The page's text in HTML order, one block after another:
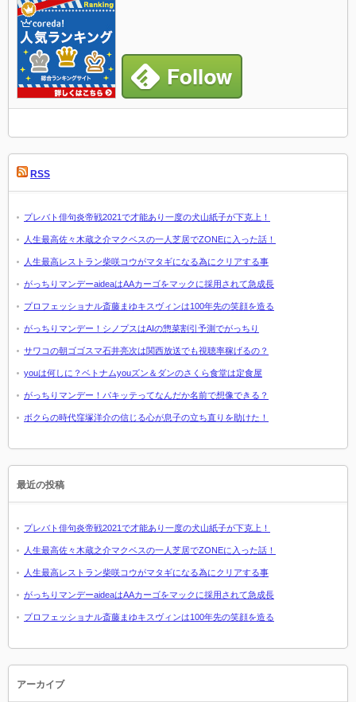
RSS
プレバト俳句炎帝戦2021で才能あり一度の犬山紙子が下克上！
人生最高佐々木蔵之介マクベスの一人芝居でZONEに入った話！
人生最高レストラン柴咲コウがマタギになる為にクリアする事
がっちりマンデーaideaはAAカーゴをマックに採用されて急成長
プロフェッショナル斎藤まゆキスヴィンは100年先の笑顔を造る
がっちりマンデー！シノプスはAIの惣菜割引予測でがっちり
サワコの朝ゴゴスマ石井亮次は関西放送でも視聴率稼げるの？
youは何しに？ベトナムyouズン＆ダンのさくら食堂は定食屋
がっちりマンデー！パキッテってなんだか名前で想像できる？
ボクらの時代窪塚洋介の信じる心が息子の立ち直りを助けた！
最近の投稿
プレバト俳句炎帝戦2021で才能あり一度の犬山紙子が下克上！
人生最高佐々木蔵之介マクベスの一人芝居でZONEに入った話！
人生最高レストラン柴咲コウがマタギになる為にクリアする事
がっちりマンデーaideaはAAカーゴをマックに採用されて急成長
プロフェッショナル斎藤まゆキスヴィンは100年先の笑顔を造る
アーカイブ